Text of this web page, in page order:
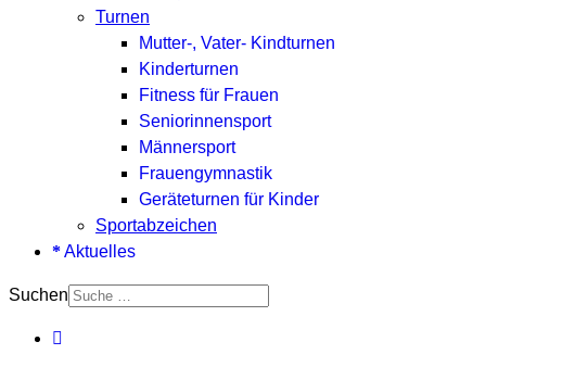
Turnen
Mutter-, Vater- Kindturnen
Kinderturnen
Fitness für Frauen
Seniorinnensport
Männersport
Frauengymnastik
Geräteturnen für Kinder
Sportabzeichen
Aktuelles
Suchen